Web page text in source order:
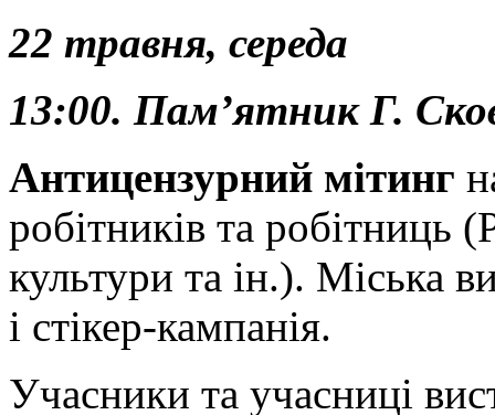
22 травня, середа
13:00. Пам’ятник Г.
Антицензурний мітинг
робітників та робітниць
культури та ін.). Міська
і стікер-кампанія.
Учасники та учасниці